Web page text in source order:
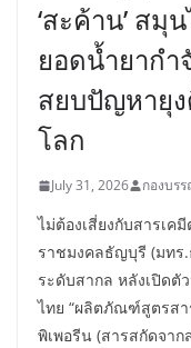
‘สะค้าน’ ส
ยอดน้ำยากำ
สยบปัญหายุง
โลก
July 31, 2026 กองบร
ไม่ต้องเสี่ยงกับสารเค
ราชมงคลธัญบุรี (มทร
ระดับสากล หลังเปิด
ไทย “ผลิตภัณฑ์สูตรสา
พิเพอรีน (สารสกัดจา